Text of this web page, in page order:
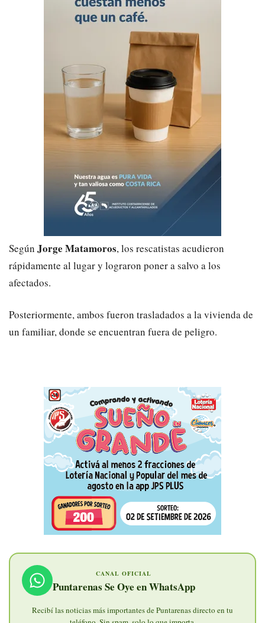
Según Jorge Matamoros, los rescatistas acudieron
rápidamente al lugar y lograron poner a salvo a los
afectados.
Posteriormente, ambos fueron trasladados a la vivienda de
un familiar, donde se encuentran fuera de peligro.
CANAL OFICIAL
Puntarenas Se Oye en WhatsApp
Recibí las noticias más importantes de Puntarenas directo en tu